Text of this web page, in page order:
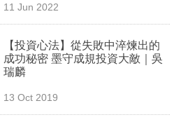
11 Jun 2022
【投資心法】從失敗中淬煉出的
成功秘密 墨守成規投資大敵｜吳
瑞麟
13 Oct 2019